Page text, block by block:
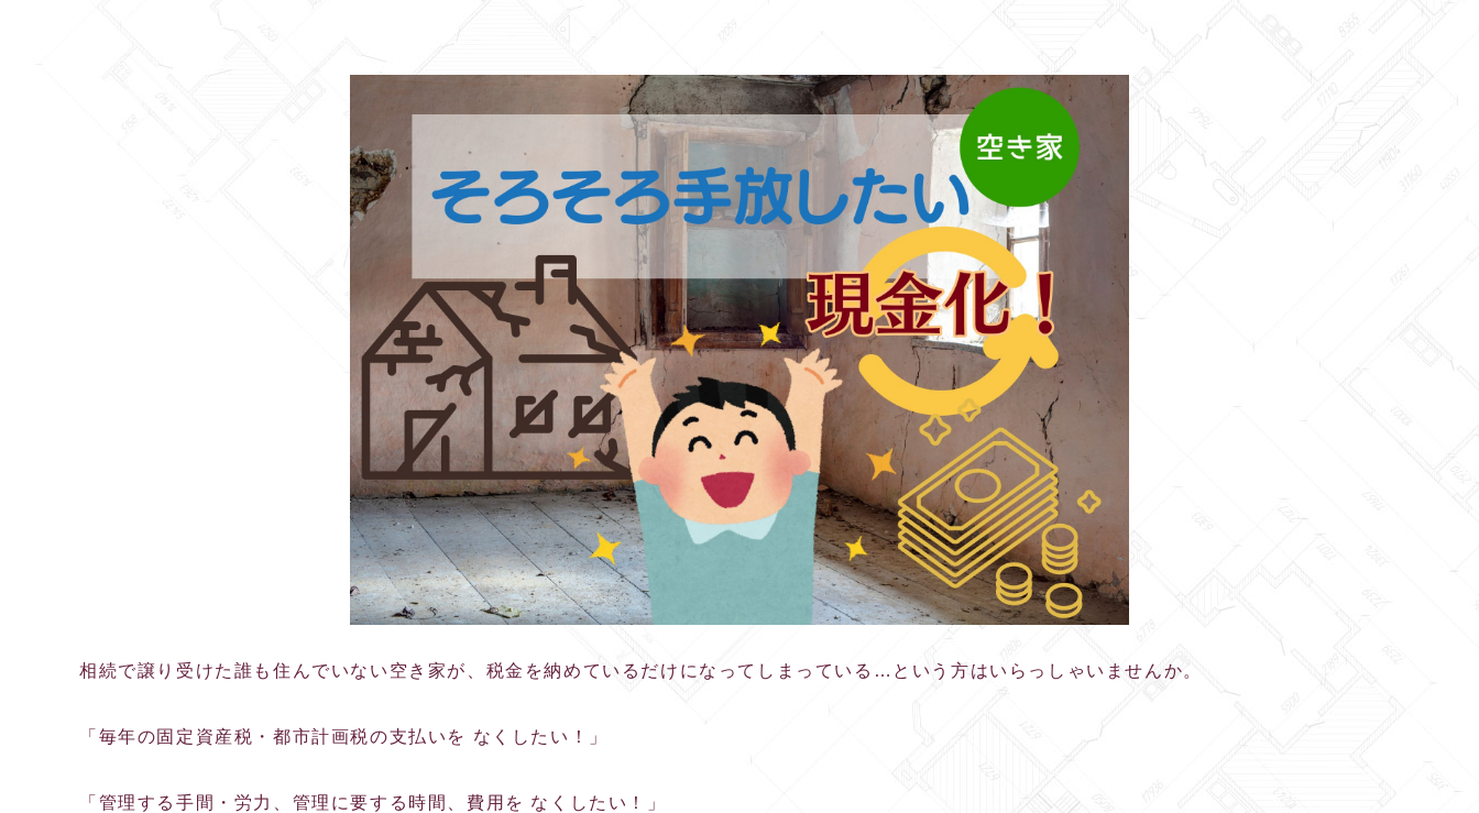
相続で譲り受けた誰も住んでいない空き家が、税金を納めているだけになってしまっている…という方はいらっしゃいませんか。
「毎年の固定資産税・都市計画税の支払いを なくしたい！」
「管理する手間・労力、管理に要する時間、費用を なくしたい！」